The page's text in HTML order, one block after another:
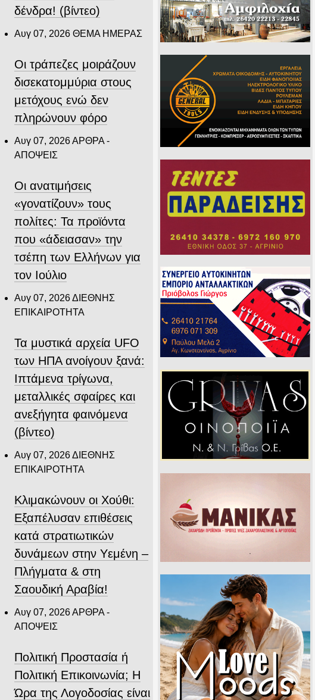
δένδρα! (βίντεο)
Αυγ 07, 2026 ΘΕΜΑ ΗΜΕΡΑΣ
Οι τράπεζες μοιράζουν
δισεκατομμύρια στους
μετόχους ενώ δεν
πληρώνουν φόρο
Αυγ 07, 2026ΑΡΘΡΑ -
ΑΠΟΨΕΙΣ
Οι ανατιμήσεις
«γονατίζουν» τους
πολίτες: Τα προϊόντα
που «άδειασαν» την
τσέπη των Ελλήνων για
τον Ιούλιο
Αυγ 07, 2026ΔΙΕΘΝΗΣ
ΕΠΙΚΑΙΡΟΤΗΤΑ
Τα μυστικά αρχεία UFO
των ΗΠΑ ανοίγουν ξανά:
Ιπτάμενα τρίγωνα,
μεταλλικές σφαίρες και
ανεξήγητα φαινόμενα
(βίντεο)
Αυγ 07, 2026ΔΙΕΘΝΗΣ
ΕΠΙΚΑΙΡΟΤΗΤΑ
Κλιμακώνουν οι Χούθι:
Eξαπέλυσαν επιθέσεις
κατά στρατιωτικών
δυνάμεων στην Υεμένη –
Πλήγματα & στη
Σαουδική Αραβία!
Αυγ 07, 2026ΑΡΘΡΑ -
ΑΠΟΨΕΙΣ
Πολιτική Προστασία ή
Πολιτική Επικοινωνία; Η
Ώρα της Λογοδοσίας είναι